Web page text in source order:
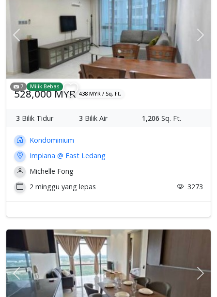
Previous
7 Milik Bebas
528,000 MYR 438 MYR / Sq. Ft.
3 Bilik Tidur 3 Bilik Air 1,206 Sq. Ft.
Kondominium
Impiana @ East Ledang
Michelle Fong
2 minggu yang lepas
3273
Previous